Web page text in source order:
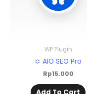
WP Plugin
≎ AIO SEO Pro
Rp15.000